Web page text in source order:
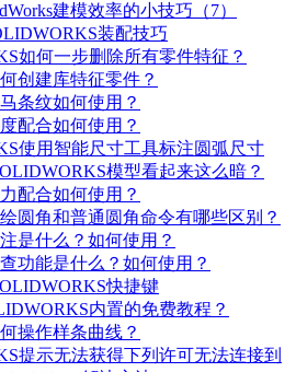
建模效率的小技巧（7）
装配技巧
如何一步删除所有零件特征？
创建库特征零件？
条纹如何使用？
配合如何使用？
使用智能尺寸工具标注圆弧尺寸
模型看起来这么暗？
配合如何使用？
圆角和普通圆角命令有哪些区别？
是什么？如何使用？
功能是什么？如何使用？
快捷键
内置的免费教程？
操作样条曲线？
提示无法获得下列许可无法连接到